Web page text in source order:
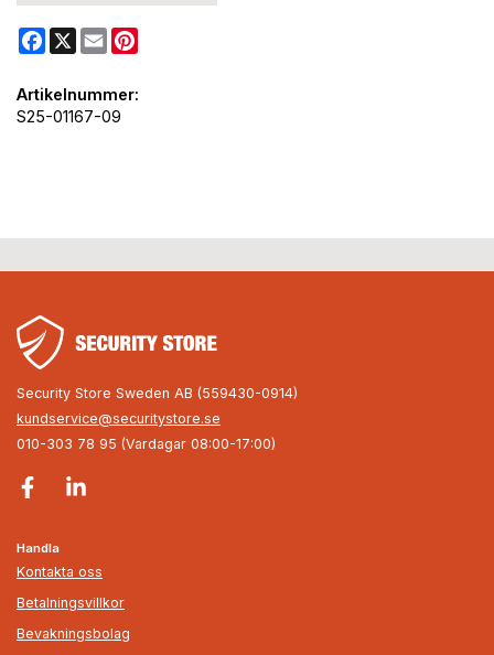
Facebook
X Email
Artikelnummer:
S25-01167-09
Security Store Sweden AB (559430-0914)
kundservice@securitystore.se
010-303 78 95 (Vardagar 08:00-17:00)
Handla
Kontakta oss
Betalningsvillkor
Bevakningsbolag